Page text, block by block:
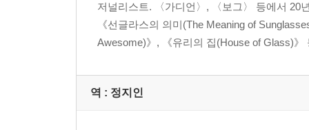
저널리스트. 〈가디언〉, 〈보그〉 등에서 20
《선글라스의 의미(The Meaning of
Awesome)》, 《유리의 집(House of Glass)》
역 : 정지인